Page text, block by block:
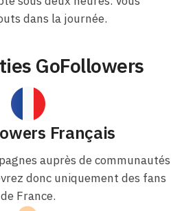
dans la journée.
GoFollowers
Français
auprès de communautés
donc uniquement des fans
de France.